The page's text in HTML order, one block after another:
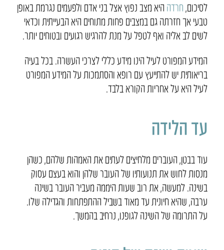
לסיכום,חרדה היא מצב נפוץ אצל בני אדם ולפעמים נגרמת באופן
טבעי אך חזרתה גם במצבים פחות מתוחים היא הבעייתית וכדאי
לשים לב אליה ואף לטפל על מנת להרגיש רגועים ובטוחים יותר.
המידע המפורט לעיל הינו מידע כללי לצרכי העשרה. בכל בעיה
בריאותית יש להתייעץ עם רופא והסתמכות על המידע המפורט
לעיל היא על אחריות הקורא בלבד.
עד הלידה
עוד בבטן, העוברים מלחיצים לעתים את האמהות שלהם, כשהן
מנסות לחוש את תנועותיו של העובר שלהן והוא בעצם עסוק
בשינה. למעשה, את רוב שעות היממה מעביר העובר בשינה
ערבה, שהיא חיונית עד מאוד בשביל ההתפתחות והגדילה שלו.
על התרומה של השינה לגופנו, נרחיב בהמשך.